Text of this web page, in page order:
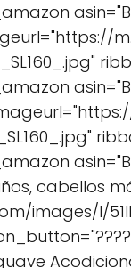
cabellos
I/